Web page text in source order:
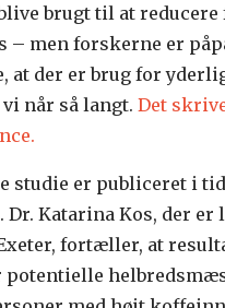
brugt til at reducere
– men forskerne er
at der er brug for
når så langt. Det
studie er publiceret i
Dr. Katarina Kos, der er
fortæller, at